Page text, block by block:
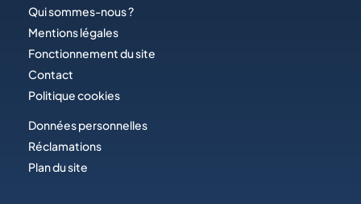
Qui sommes-nous ?
Mentions légales
Fonctionnement du site
Contact
Politique cookies
Données personnelles
Réclamations
Plan du site